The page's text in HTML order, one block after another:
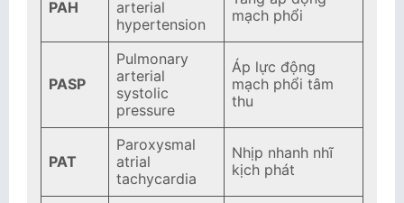
PAH
arterial
hypertension
mạch phổi
PASP
Pulmonary
arterial
systolic
pressure
Áp lực động
mạch phổi tâm
thu
PAT
Paroxysmal
atrial
tachycardia
Nhịp nhanh nhĩ
kịch phát